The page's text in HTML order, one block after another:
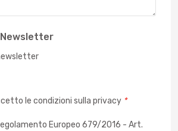
le condizioni sulla privacy *
Europeo 679/2016 - Art.